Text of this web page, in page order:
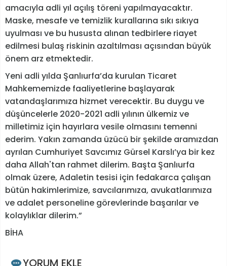
amacıyla adli yıl açılış töreni yapılmayacaktır.
Maske, mesafe ve temizlik kurallarına sıkı sıkıya
uyulması ve bu hususta alınan tedbirlere riayet
edilmesi bulaş riskinin azaltılması açısından büyük
önem arz etmektedir.
Yeni adli yılda Şanlıurfa’da kurulan Ticaret
Mahkememizde faaliyetlerine başlayarak
vatandaşlarımıza hizmet verecektir. Bu duygu ve
düşüncelerle 2020-2021 adli yılının ülkemiz ve
milletimiz için hayırlara vesile olmasını temenni
ederim. Yakın zamanda üzücü bir şekilde aramızdan
ayrılan Cumhuriyet Savcımız Gürsel Karslı’ya bir kez
daha Allah'tan rahmet dilerim. Başta Şanlıurfa
olmak üzere, Adaletin tesisi için fedakarca çalışan
bütün hakimlerimize, savcılarımıza, avukatlarımıza
ve adalet personeline görevlerinde başarılar ve
kolaylıklar dilerim.”
BİHA
YORUM EKLE